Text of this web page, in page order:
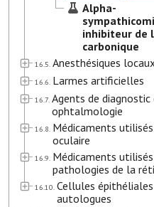
Alpha-
inhibiteur de
carbonique
16.5. Anesthésiques
16.6. Larmes artificielles
16.7. Agents de diagnostic
ophtalmologie
16.8. Médicaments
oculaire
16.9. Médicaments
pathologies de la
16.10. Cellules
autologues